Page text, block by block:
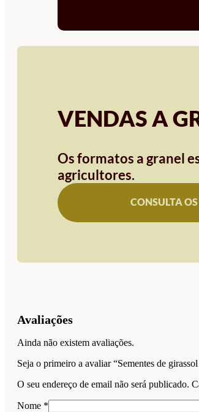
VENDAS A
Os formatos a granel
agricultores.
CONSULTA
Avaliações
Ainda não existem avaliações.
Seja o primeiro a avaliar “Sementes de
O seu endereço de email não será publicado.
Nome *